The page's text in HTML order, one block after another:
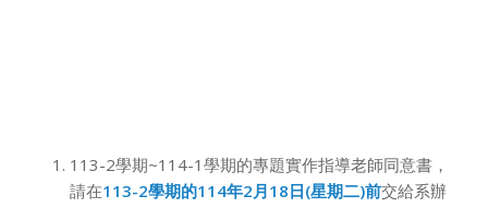
113-2學期~114-1學期的專題實作指導老師同意書，
請在113-2學期的114年2月18日(星期二)前交給系辦